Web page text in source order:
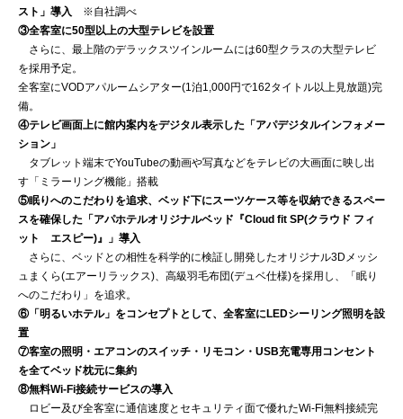
スト」導入 ※自社調べ
③全客室に50型以上の大型テレビを設置
さらに、最上階のデラックスツインルームには60型クラスの大型テレビ
を採用予定。
全客室にVODアパルームシアター(1泊1,000円で162タイトル以上見放題)完
備。
④テレビ画面上に館内案内をデジタル表示した「アパデジタルインフォメー
ション」
タブレット端末でYouTubeの動画や写真などをテレビの大画面に映し出
す「ミラーリング機能」搭載
⑤眠りへのこだわりを追求、ベッド下にスーツケース等を収納できるスペー
スを確保した「アパホテルオリジナルベッド『Cloud fit SP(クラウド フィ
ット エスピー)』」導入
さらに、ベッドとの相性を科学的に検証し開発したオリジナル3Dメッシ
ュまくら(エアーリラックス)、高級羽毛布団(デュベ仕様)を採用し、「眠り
へのこだわり」を追求。
⑥「明るいホテル」をコンセプトとして、全客室にLEDシーリング照明を設
置
⑦客室の照明・エアコンのスイッチ・リモコン・USB充電専用コンセント
を全てベッド枕元に集約
⑧無料Wi-Fi接続サービスの導入
ロビー及び全客室に通信速度とセキュリティ面で優れたWi-Fi無料接続完